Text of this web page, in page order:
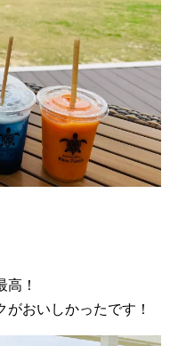
！
おいしかったです！